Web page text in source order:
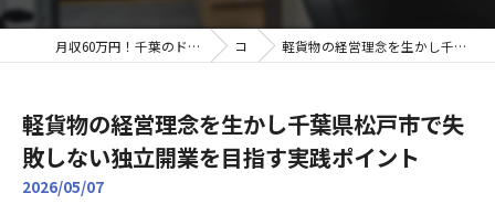
月収60万円！千葉のドライバー転職なら株式会社燕｜未経験歓迎 コラム 軽貨物の経営理念を生かし千葉県松戸市で失敗しない独立開業を目指す実践ポイント
軽貨物の経営理念を生かし千葉県松戸市で失
敗しない独立開業を目指す実践ポイント
2026/05/07